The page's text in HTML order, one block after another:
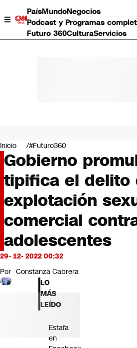
PaísMundoNegocios
Podcast y Programas
Futuro 360CulturaServicios
Negocios
Deportes
Programas completos
Cultura
Servicios
Bits
CNN Data
CNN tiempo
Futuro 360
Opinión
Inicio #Futuro360
Gobierno
tipifica el delito
explotación
comercial
adolescentes
29- 12- 2022 00:32
Por Constanza Cabrera
LO
MÁS
LEÍDO
Estafa
en